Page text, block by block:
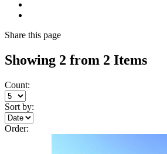
Share this page
Showing 2 from 2 Items
Count:
Sort by:
Order: